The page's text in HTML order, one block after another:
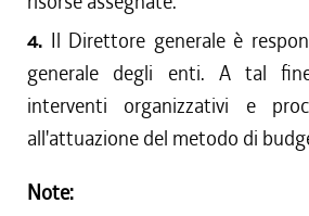
4. Il Direttore generale è
generale degli enti. A tal
interventi organizzativi e
all'attuazione del metodo di
Note: